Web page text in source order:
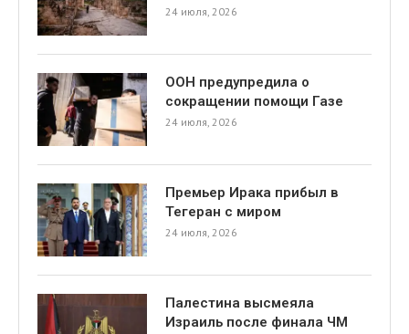
24 июля, 2026
ООН предупредила о
сокращении помощи Газе
24 июля, 2026
Премьер Ирака прибыл в
Тегеран с миром
24 июля, 2026
Палестина высмеяла
Израиль после финала ЧМ